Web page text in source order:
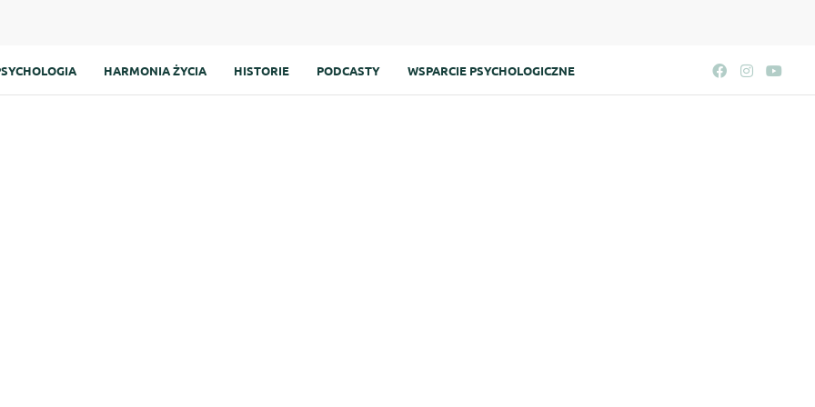
HARMONIA ŻYCIA HISTORIE PODCASTY WSPARCIE PSYCHOLOGICZNE